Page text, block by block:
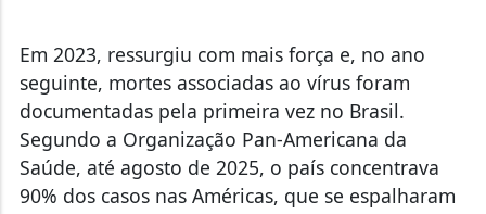
Em 2023, ressurgiu com mais força e, no ano
seguinte, mortes associadas ao vírus foram
documentadas pela primeira vez no Brasil.
Segundo a Organização Pan-Americana da
Saúde, até agosto de 2025, o país concentrava
90% dos casos nas Américas, que se espalharam